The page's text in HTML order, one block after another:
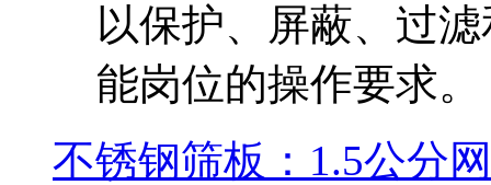
以保护、屏蔽、过
能岗位的操作要求。
不锈钢筛板：1.5公分